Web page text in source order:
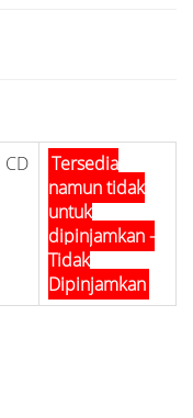
CD
Tersedia
namun tidak
untuk
dipinjamkan -
Tidak
Dipinjamkan